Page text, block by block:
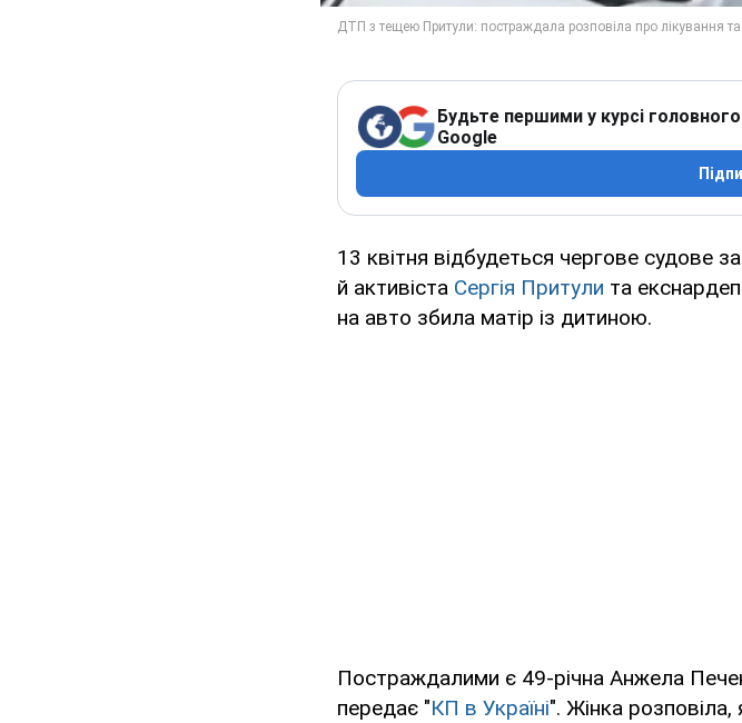
Будьте першими у курсі
Google
13 квітня відбудеться чергове судове
й активіста Сергія Притули та
на авто збила матір із дитиною.
Постраждалими є 49-річна Анжела
передає "КП в Україні". Жінка розповіла,